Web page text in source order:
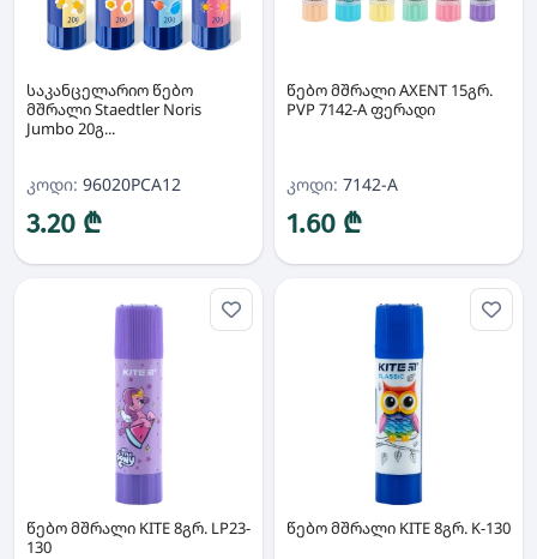
საკანცელარიო წებო
მშრალი Staedtler Noris
Jumbo 20გ...
კოდი: 96020PCA12
3.20 ₾
წებო მშრალი AXENT 15გრ.
PVP 7142-A ფერადი
კოდი: 7142-A
1.60 ₾
წებო მშრალი KITE 8გრ. LP23-
130
წებო მშრალი KITE 8გრ. K-130